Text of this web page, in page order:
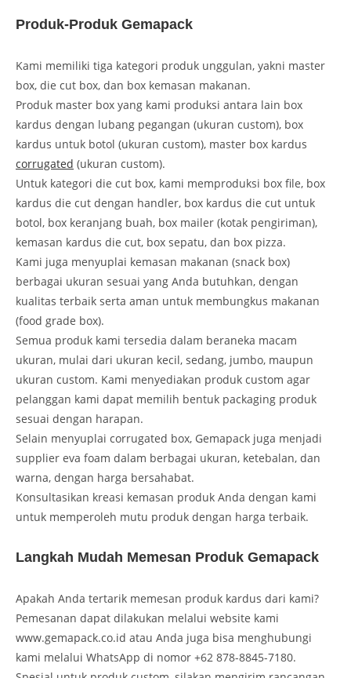
Produk-Produk Gemapack
Kami memiliki tiga kategori produk unggulan, yakni master
box, die cut box, dan box kemasan makanan.
Produk master box yang kami produksi antara lain box
kardus dengan lubang pegangan (ukuran custom), box
kardus untuk botol (ukuran custom), master box kardus
corrugated (ukuran custom).
Untuk kategori die cut box, kami memproduksi box file, box
kardus die cut dengan handler, box kardus die cut untuk
botol, box keranjang buah, box mailer (kotak pengiriman),
kemasan kardus die cut, box sepatu, dan box pizza.
Kami juga menyuplai kemasan makanan (snack box)
berbagai ukuran sesuai yang Anda butuhkan, dengan
kualitas terbaik serta aman untuk membungkus makanan
(food grade box).
Semua produk kami tersedia dalam beraneka macam
ukuran, mulai dari ukuran kecil, sedang, jumbo, maupun
ukuran custom. Kami menyediakan produk custom agar
pelanggan kami dapat memilih bentuk packaging produk
sesuai dengan harapan.
Selain menyuplai corrugated box, Gemapack juga menjadi
supplier eva foam dalam berbagai ukuran, ketebalan, dan
warna, dengan harga bersahabat.
Konsultasikan kreasi kemasan produk Anda dengan kami
untuk memperoleh mutu produk dengan harga terbaik.
Langkah Mudah Memesan Produk Gemapack
Apakah Anda tertarik memesan produk kardus dari kami?
Pemesanan dapat dilakukan melalui website kami
www.gemapack.co.id atau Anda juga bisa menghubungi
kami melalui WhatsApp di nomor +62 878-8845-7180.